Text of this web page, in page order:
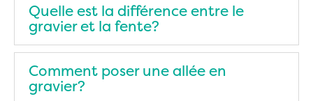
Quelle est la différence entre le
gravier et la fente?
Comment poser une allée en
gravier?